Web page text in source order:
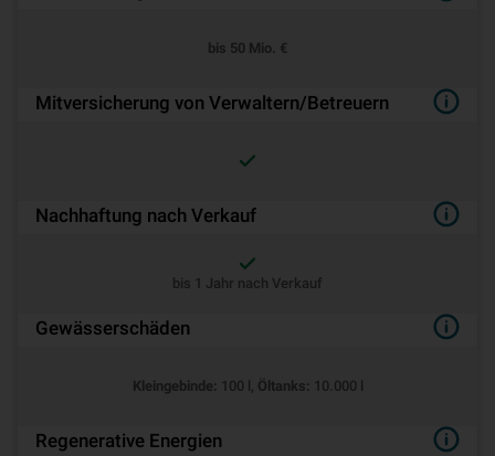
bis 50 Mio. €
Mitversicherung von Verwaltern/Betreuern
Nachhaftung nach Verkauf
bis 1 Jahr nach Verkauf
Gewässerschäden
Kleingebinde: 100 l, Öltanks: 10.000 l
Regenerative Energien